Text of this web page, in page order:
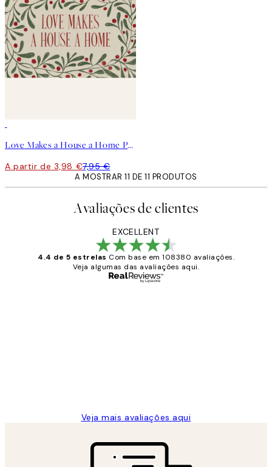
Love Makes a House a Home Poster
A partir de 3,98 €7,95 €
A MOSTRAR 11 DE 11 PRODUTOS
Avaliações de clientes
EXCELLENT
4.4 de 5 estrelas Com base em 108380 avaliações.
Veja algumas das avaliações aqui.
Veja mais avaliações aqui